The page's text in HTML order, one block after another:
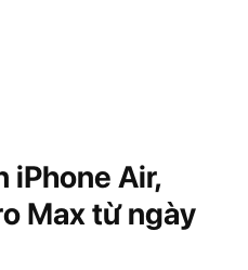
iPhone Air,
Max từ ngày